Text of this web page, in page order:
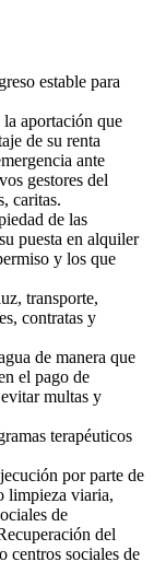
estable para
aportación que
de su renta
ante
gestores del
caritas.
de las
puesta en alquiler
y los que
transporte,
contratas y
de manera que
el pago de
multas y
terapéuticos
por parte de
limpieza viaria,
de
del
centros sociales de